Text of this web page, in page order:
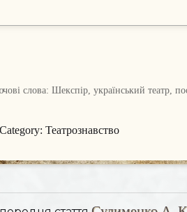
слова: Шекспір, український театр,
Category: Театрознавство